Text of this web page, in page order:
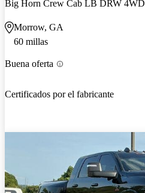
Big Horn Crew Cab LB DRW 4WD
Morrow, GA
60 millas
Buena oferta
Certificados por el fabricante